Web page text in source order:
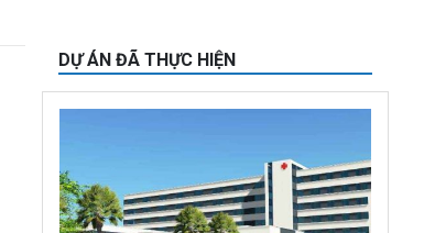
DỰ ÁN ĐÃ THỰC HIỆN